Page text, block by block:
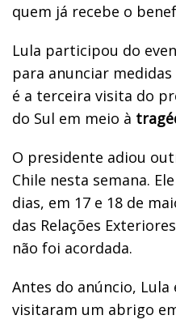
quem já recebe o
Lula participou do
para anunciar medidas
é a terceira visita do
do Sul em meio à
O presidente adiou
Chile nesta semana.
dias, em 17 e 18 de
das Relações
não foi acordada.
Antes do anúncio,
visitaram um abrigo